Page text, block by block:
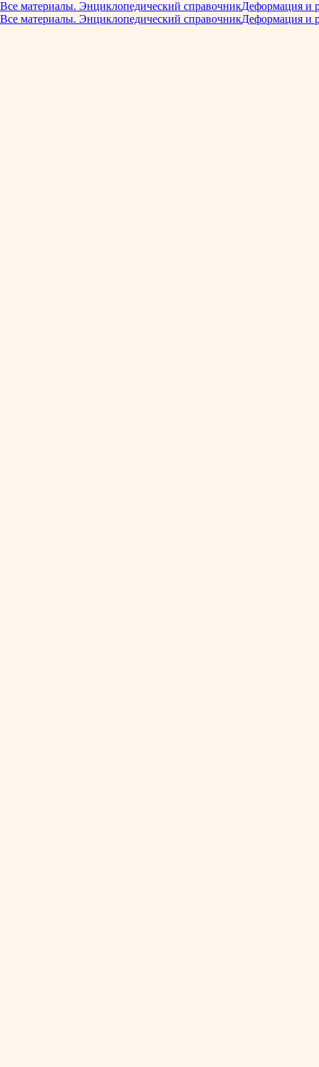
Все материалы. Энциклопедический справочникДеформация и
Все материалы. Энциклопедический справочникДеформация и